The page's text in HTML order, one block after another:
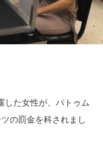
した女性が、パトゥム
の罰金を科されまし